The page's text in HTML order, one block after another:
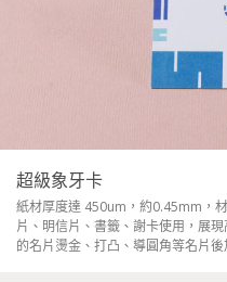
超級象牙卡
紙材厚度達 450um，約0.45mm，
片、明信片、書籤、謝卡使用，展
的名片燙金、打凸、導圓角等名片